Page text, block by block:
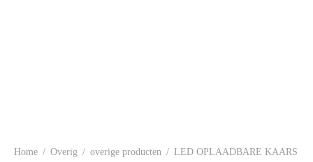
Home / Overig / overige producten / LED OPLAADBARE KAARS